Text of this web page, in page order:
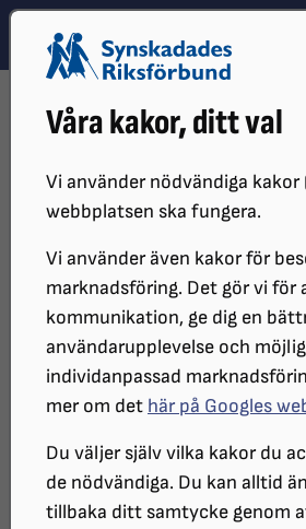
Våra kakor, ditt val
Vi använder nödvändiga
webbplatsen ska fungera.
Vi använder även kakor för
marknadsföring. Det gör vi
kommunikation, ge dig en
användarupplevelse och
individanpassad
mer om det här på Googles
Du väljer själv vilka kakor du
de nödvändiga. Du kan alltid
tillbaka ditt samtycke genom
Hoppa till innehåll
Hoppa till hitta snabbt
DISTRIKT
SRF GÖTEBORG
OM OSS I
Bli medlem i SRF
Steg 1 av 3
Fält markerade med stjärna (*)
Välj ditt medlemskap*
Privatperson